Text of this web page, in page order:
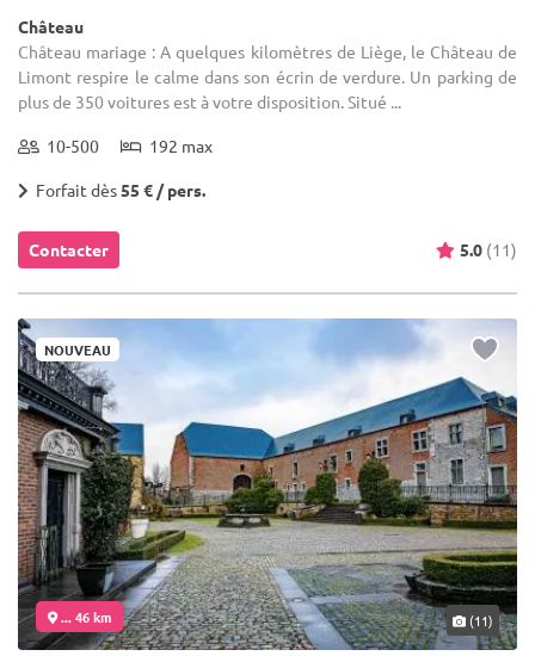
Château
Château mariage : A quelques kilomètres de Liège, le Château de
Limont respire le calme dans son écrin de verdure. Un parking de
plus de 350 voitures est à votre disposition. Situé ...
10-500 192 max
Forfait dès55 € / pers.
Contacter 5.0 (11)
NOUVEAU
... 46 km (11)